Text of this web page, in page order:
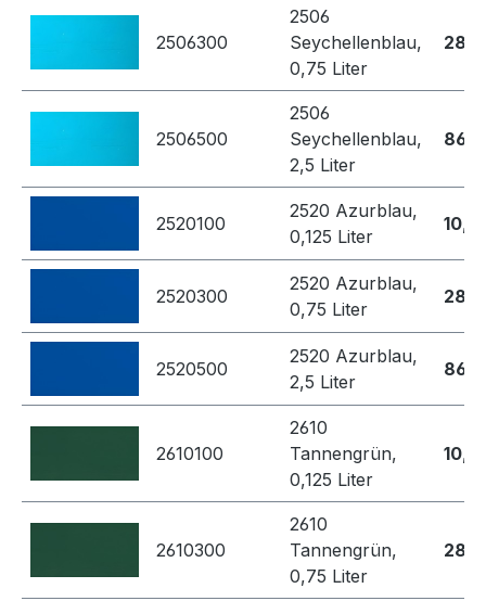
2506300
2506
Seychellenblau,
0,75 Liter
2506500
2506
Seychellenblau,
2,5 Liter
2520100
2520 Azurblau,
0,125 Liter
2520300
2520 Azurblau,
0,75 Liter
2520500
2520 Azurblau,
2,5 Liter
2610100
2610
Tannengrün,
0,125 Liter
2610300
2610
Tannengrün,
0,75 Liter